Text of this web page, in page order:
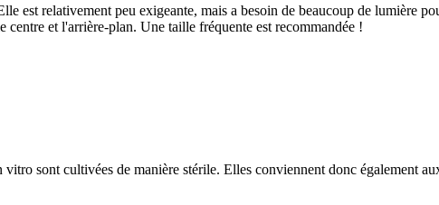
est relativement peu exigeante, mais a besoin de beaucoup de lumière
et l'arrière-plan. Une taille fréquente est recommandée !
sont cultivées de manière stérile. Elles conviennent donc également